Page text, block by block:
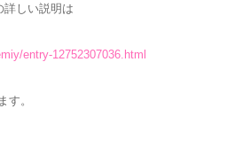
詳しい説明は
entry-12752307036.html
す。